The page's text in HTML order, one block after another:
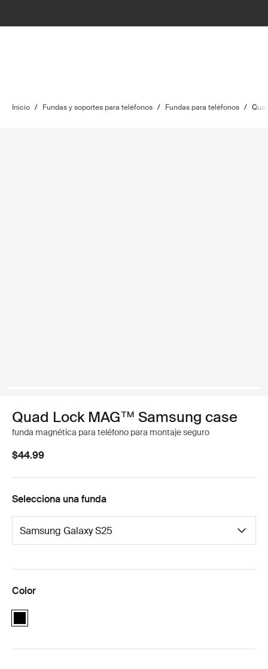
Inicio / Fundas y soportes para teléfonos / Fundas para teléfonos /
Quad Lock MAG™ Samsung case
funda magnética para teléfono para montaje seguro
$44.99
Selecciona una funda
Color